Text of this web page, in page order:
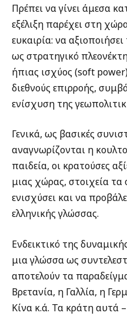
Πρέπει να γίνει άμεσα
εξέλιξη παρέχει στη
ευκαιρία: να
ως στρατηγικό
ήπιας ισχύος (soft
διεθνούς επιρροής,
ενίσχυση της
Γενικά, ως βασικές
αναγνωρίζονται η
παιδεία, οι κρατούσες
μιας χώρας, στοιχεία
ενισχύσει και να
ελληνικής γλώσσας.
Ενδεικτικό της
μια γλώσσα ως
αποτελούν τα
Βρετανία, η Γαλλία, η
Κίνα κ.ά. Τα κράτη αυτά